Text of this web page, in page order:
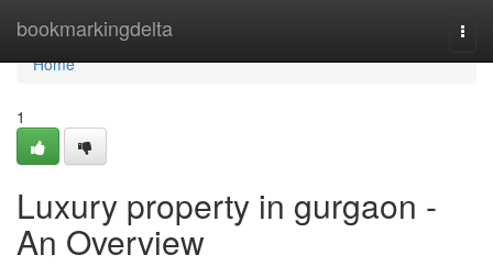
bookmarkingdelta
Home
Home
1
Luxury property in gurgaon -
An Overview